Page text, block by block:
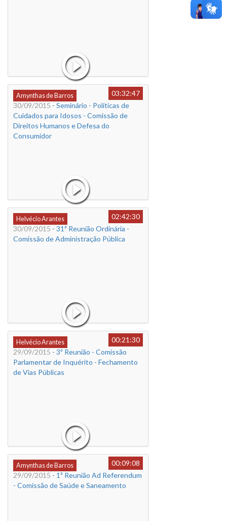
Amynthas de Barros
03:32:47
30/09/2015 - Seminário - Políticas de
Cuidados para Idosos - Comissão de
Direitos Humanos e Defesa do
Consumidor
Helvécio Arantes
02:42:30
30/09/2015 - 31ª Reunião Ordinária -
Comissão de Administração Pública
Helvécio Arantes
00:21:30
29/09/2015 - 3ª Reunião - Comissão
Parlamentar de Inquérito - Fechamento
de Vias Públicas
Amynthas de Barros
00:09:08
29/09/2015 - 1ª Reunião Ad Referendum
- Comissão de Saúde e Saneamento